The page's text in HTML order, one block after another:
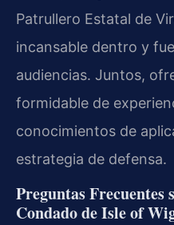
Patrullero Estatal de
incansable dentro y
audiencias. Juntos,
formidable de
conocimientos de
estrategia de defensa.
Preguntas Frecuentes
Condado de Isle of